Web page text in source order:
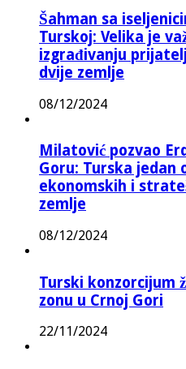
Šahman sa
Turskoj: Velika je
izgrađivanju
dvije zemlje
08/12/2024
Milatović pozvao
Goru: Turska jedan
ekonomskih i
zemlje
08/12/2024
Turski konzorcijum
zonu u Crnoj Gori
22/11/2024